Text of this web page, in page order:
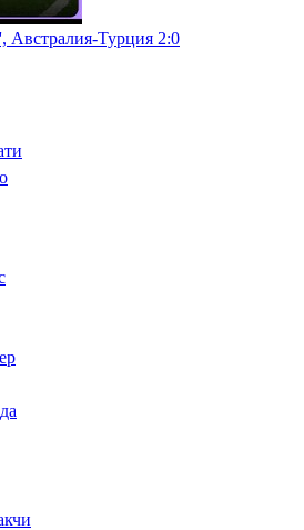
Австралия-Турция 2:0